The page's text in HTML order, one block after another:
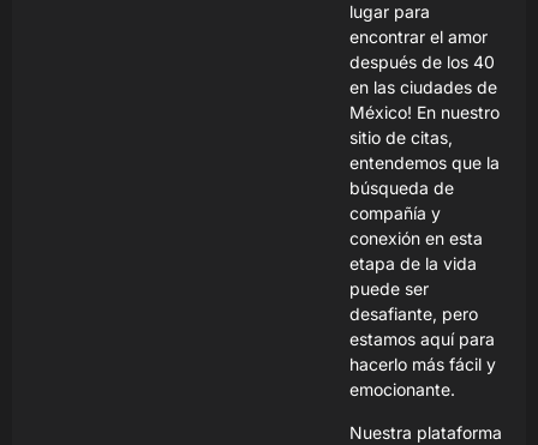
lugar para
encontrar el amor
después de los 40
en las ciudades de
México! En nuestro
sitio de citas,
entendemos que la
búsqueda de
compañía y
conexión en esta
etapa de la vida
puede ser
desafiante, pero
estamos aquí para
hacerlo más fácil y
emocionante.
Nuestra plataforma